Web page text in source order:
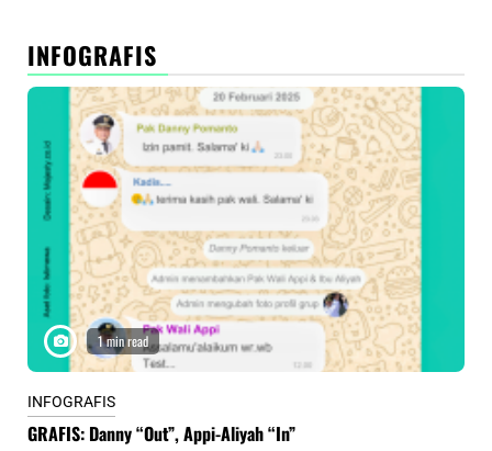
INFOGRAFIS
1 min read
INFOGRAFIS
GRAFIS: Danny “Out”, Appi-Aliyah “In”